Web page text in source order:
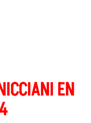
EN